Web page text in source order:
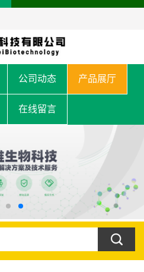
公司动态 产品展厅
在线留言